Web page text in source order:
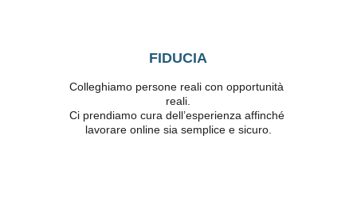
FIDUCIA
Colleghiamo persone reali con opportunità
reali.
Ci prendiamo cura dell’esperienza affinché
lavorare online sia semplice e sicuro.